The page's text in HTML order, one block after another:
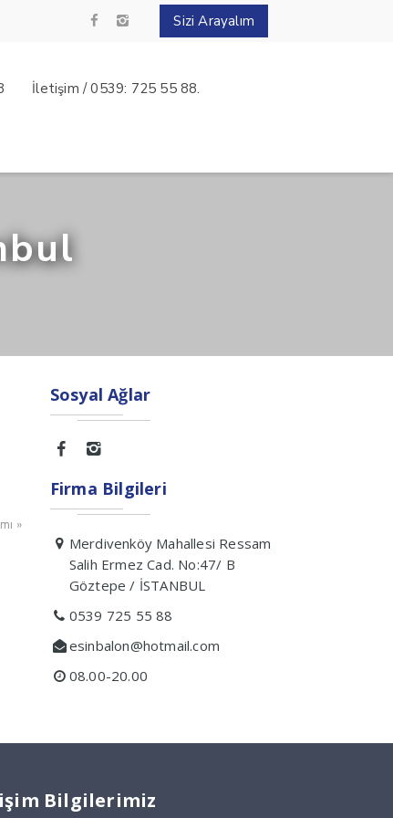
Sizi Arayalım
İletişim / 0539: 725 55 88.
»
Sosyal Ağlar
Firma Bilgileri
Merdivenköy Mahallesi Ressam
Salih Ermez Cad. No:47/ B
Göztepe / İSTANBUL
0539 725 55 88
esinbalon@hotmail.com
08.00-20.00
Bilgilerimiz